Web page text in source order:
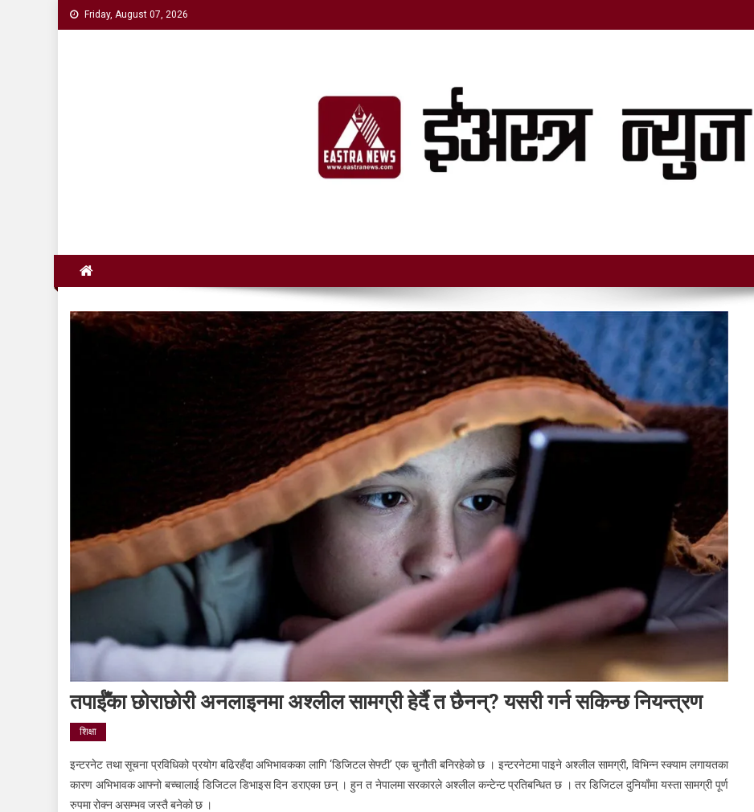
Skip
to
Friday, August 07, 2026
तपाईँका छोराछोरी अनलाइनमा अश्लील सामग्री हेर्दै त छैनन्? यसरी गर्न सकिन्छ नियन्त्रण
शिक्षा
इन्टरनेट तथा सूचना प्रविधिको प्रयोग बढिरहँदा अभिभावकका लागि ‘डिजिटल सेफ्टी’ एक चुनौती बनिरहेको छ । इन्टरनेटमा पाइने अश्लील सामग्री, विभिन्न स्क्याम लगायतका
कारण अभिभावक आफ्नो बच्चालाई डिजिटल डिभाइस दिन डराएका छन् । हुन त नेपालमा सरकारले अश्लील कन्टेन्ट प्रतिबन्धित छ । तर डिजिटल दुनियाँमा यस्ता सामग्री पूर्ण
रुपमा रोक्न असम्भव जस्तै बनेको छ ।